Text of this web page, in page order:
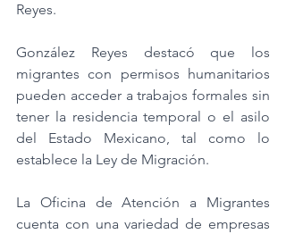
Reyes.
González Reyes destacó que los
migrantes con permisos humanitarios
pueden acceder a trabajos formales sin
tener la residencia temporal o el asilo
del Estado Mexicano, tal como lo
establece la Ley de Migración.
La Oficina de Atención a Migrantes
cuenta con una variedad de empresas